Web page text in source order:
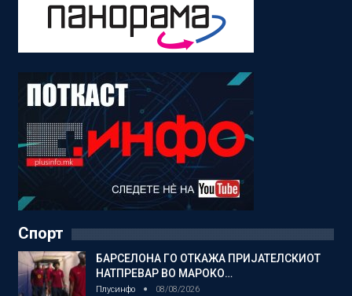
Спорт
БАРСЕЛОНА ГО ОТКАЖА ПРИЈАТЕЛСКИОТ
НАТПРЕВАР ВО МАРОКО…
Плусинфо 08/08/2026